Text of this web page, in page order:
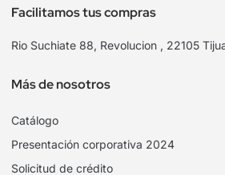
Facilitamos tus compras
Rio Suchiate 88, Revolucion , 22105
Más de nosotros
Catálogo
Presentación corporativa 2024
Solicitud de crédito